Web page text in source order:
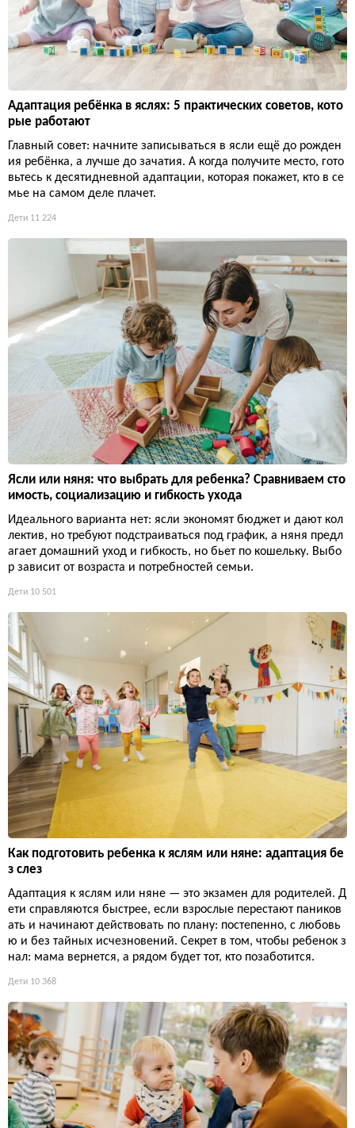
Адаптация ребёнка в яслях: 5 практических советов, кото
рые работают
Главный совет: начните записываться в ясли ещё до рожден
ия ребёнка, а лучше до зачатия. А когда получите место, гото
вьтесь к десятидневной адаптации, которая покажет, кто в се
мье на самом деле плачет.
Дети 11 224
Ясли или няня: что выбрать для ребенка? Сравниваем сто
имость, социализацию и гибкость ухода
Идеального варианта нет: ясли экономят бюджет и дают кол
лектив, но требуют подстраиваться под график, а няня предл
агает домашний уход и гибкость, но бьет по кошельку. Выбо
р зависит от возраста и потребностей семьи.
Дети 10 501
Как подготовить ребенка к яслям или няне: адаптация бе
з слез
Адаптация к яслям или няне — это экзамен для родителей. Д
ети справляются быстрее, если взрослые перестают паников
ать и начинают действовать по плану: постепенно, с любовь
ю и без тайных исчезновений. Секрет в том, чтобы ребенок з
нал: мама вернется, а рядом будет тот, кто позаботится.
Дети 10 368